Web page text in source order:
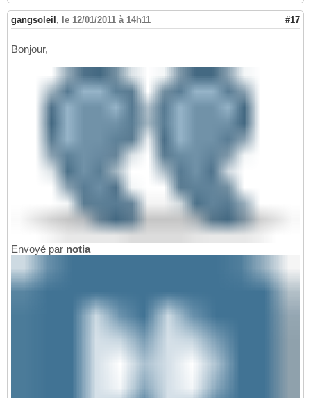
gangsoleil , le 12/01/2011 à 14h11 #17
Bonjour,
Envoyé par notia